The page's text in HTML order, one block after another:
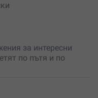
за интересни
по пътя и по